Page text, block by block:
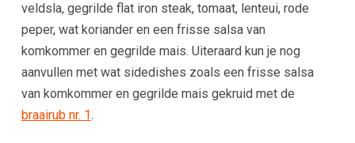
veldsla, gegrilde flat iron steak, tomaat, lenteui, rode
peper, wat koriander en een frisse salsa van
komkommer en gegrilde mais. Uiteraard kun je nog
aanvullen met wat sidedishes zoals een frisse salsa
van komkommer en gegrilde mais gekruid met de
braairub nr. 1.